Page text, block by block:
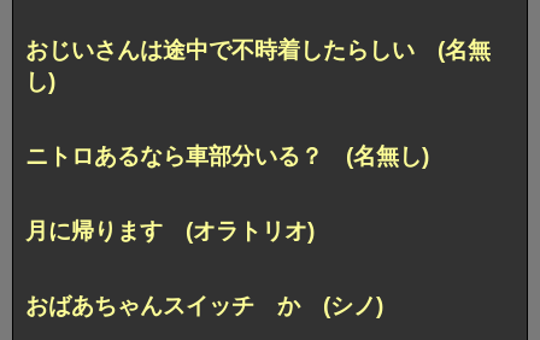
おじいさんは途中で不時着したらしい (名無
し)
ニトロあるなら車部分いる？ (名無し)
月に帰ります (オラトリオ)
おばあちゃんスイッチ か (シノ)